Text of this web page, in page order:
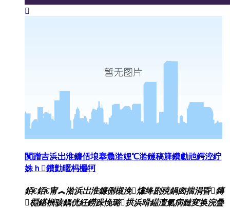
闃蹭吉浜岀淮鐮佸埌搴曟湁娌℃湁鐩稿簲鐨勮兘鍔涳紵
姝ｈ鐨勯暱杩欐牱
銆€銆€甯︽湁浜岀淮鐮侀槻浼爣绛剧殑鍋囪揣涓昏鏄
棩鍖栦骇鍝侊紝鐒跺悗璐拱浜嗗緢澶氭病鏈変换浣曡